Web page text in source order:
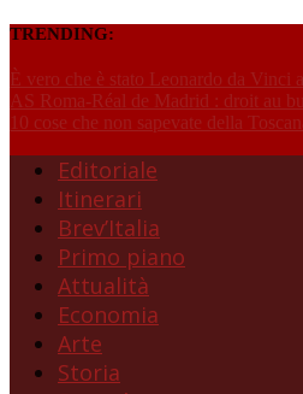
TRENDING:
È vero che è stato Leonardo da Vinci
AS Roma-Réal de Madrid : droit au
10 cose che non sapevate della
Editoriale
Itinerari
Brev’Italia
Primo piano
Attualità
Economia
Arte
Storia